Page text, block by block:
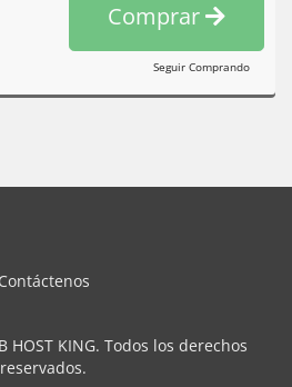
Comprar
Seguir Comprando
Contáctenos
HOST KING. Todos los derechos
reservados.